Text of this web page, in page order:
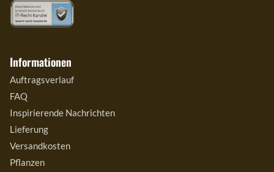
Informationen
Auftragsverlauf
FAQ
Inspirierende Nachrichten
Lieferung
Versandkosten
Pflanzen